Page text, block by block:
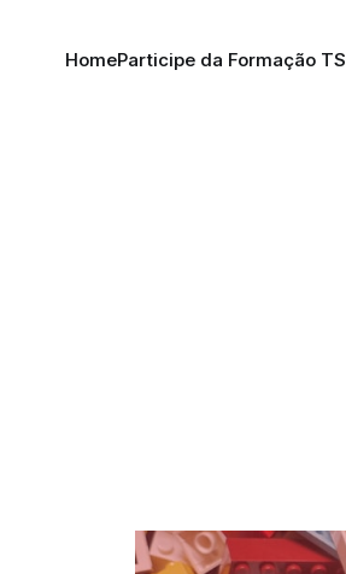
HomeParticipe da Formação TS